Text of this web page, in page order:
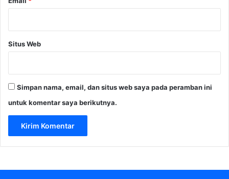
Situs Web
Simpan nama, email, dan situs web saya pada peramban ini
untuk komentar saya berikutnya.